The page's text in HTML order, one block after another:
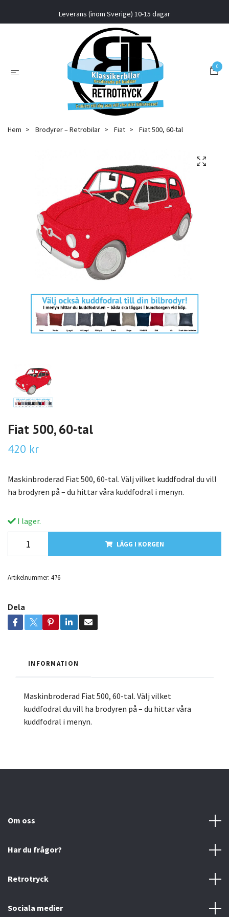
Leverans (inom Sverige) 10-15 dagar
0
Hem Brodyrer – Retrobilar Fiat Fiat 500, 60-tal
Fiat 500, 60-tal
420 kr
Maskinbroderad Fiat 500, 60-tal. Välj vilket kuddfodral du vill
ha brodyren på – du hittar våra kuddfodral i menyn.
I lager.
LÄGG I KORGEN
Artikelnummer: 476
Dela
INFORMATION
Maskinbroderad Fiat 500, 60-tal. Välj vilket
kuddfodral du vill ha brodyren på – du hittar våra
kuddfodral i menyn.
Om oss
Har du frågor?
Retrotryck
Sociala medier